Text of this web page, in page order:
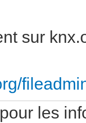
sur
les